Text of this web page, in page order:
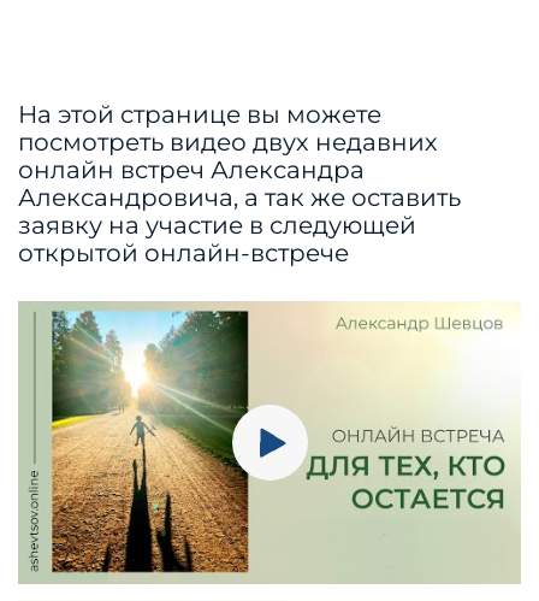
На этой странице вы можете
посмотреть видео двух недавних
онлайн встреч Александра
Александровича, а так же оставить
заявку на участие в следующей
открытой онлайн-встрече